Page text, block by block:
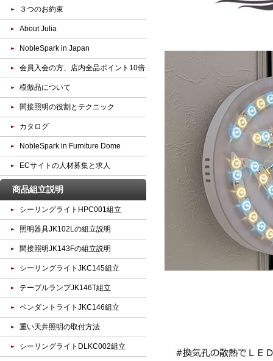
３つのお約束
About Julia
NobleSpark in Japan
会員入会の方、店内全品ポイント10倍
模倣品について
間接照明の役割とテクニック
カタログ
NobleSpark in Furniture Dome
ECサイトの人材募集と求人
商品組立説明
シーリングライトHPC001組立
照明器具JK102Lの組立説明
間接照明JK143Fの組立説明
シーリングライトJKC145組立
テーブルランプJK146T組立
ペンダントライトJKC146組立
重い天井照明の取付方法
シーリングライトDLKC002組立